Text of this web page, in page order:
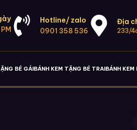
Hotline/ zalo
0901 358 536
Địa
233/
BÉ GÁIBÁNH KEM TẶNG BÉ TRAIBÁNH KEM